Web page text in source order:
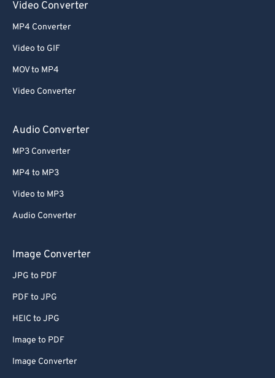
Video Converter
MP4 Converter
Video to GIF
MOV to MP4
Video Converter
Audio Converter
MP3 Converter
MP4 to MP3
Video to MP3
Audio Converter
Image Converter
JPG to PDF
PDF to JPG
HEIC to JPG
Image to PDF
Image Converter